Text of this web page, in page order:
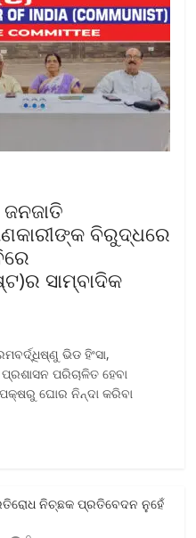
ବିରୁଦ୍ଧରେ
ସାମ୍ବାଦିକ
ଭିଡ ହିଂସା,
ପରିଚାଳିତ ହେବା
ଘୋର ନିନ୍ଦା କରିବା
ar
ନିଚ୍ଛକ ପ୍ରତିବେଦନ ନୁହେଁ